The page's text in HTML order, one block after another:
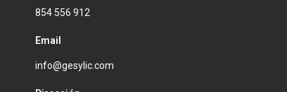
854 556 912
Email
info@gesylic.com